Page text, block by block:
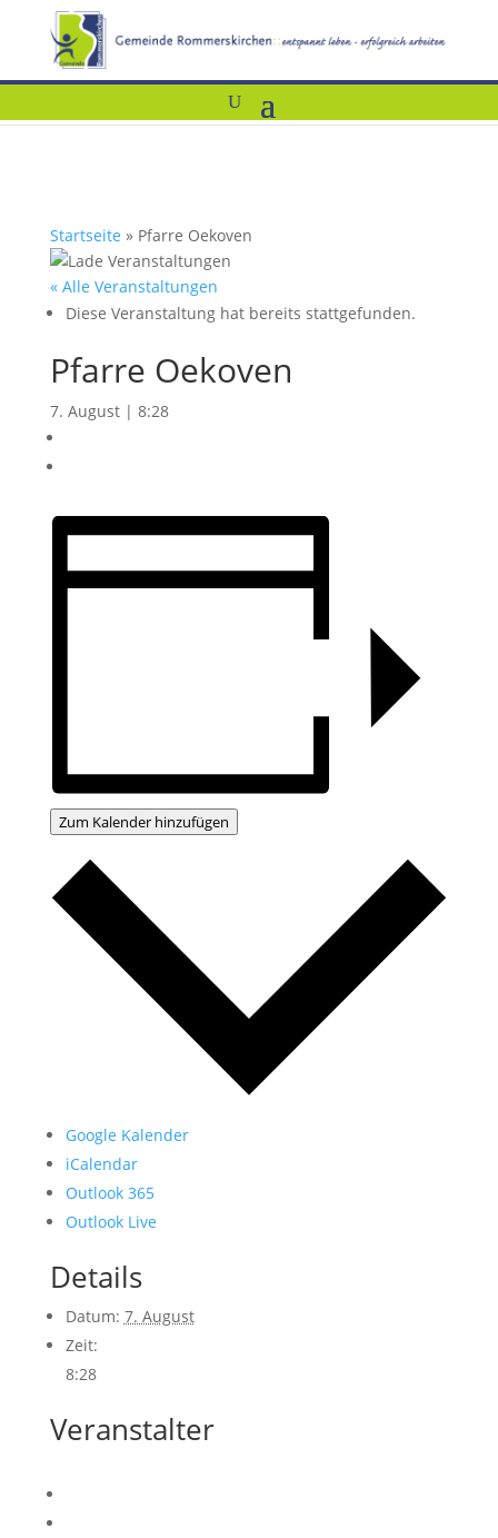
Startseite » Pfarre Oekoven
« Alle Veranstaltungen
Diese Veranstaltung hat bereits stattgefunden.
Pfarre Oekoven
7. August | 8:28
Zum Kalender hinzufügen
Google Kalender
iCalendar
Outlook 365
Outlook Live
Details
Datum: 7. August
Zeit:
8:28
Veranstalter